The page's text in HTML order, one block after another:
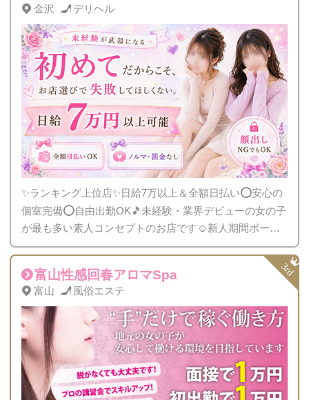
金沢 デリヘル
✨ランキング上位店✨日給7万以上＆全額日払い⭕️安心の
個室完備⭕️自由出勤OK🎵未経験・業界デビューの女の子
が最も多い素人コンセプトのお店です☺️新人期間ボーナ
富山性感回春アロマSpa
富山 風俗エステ